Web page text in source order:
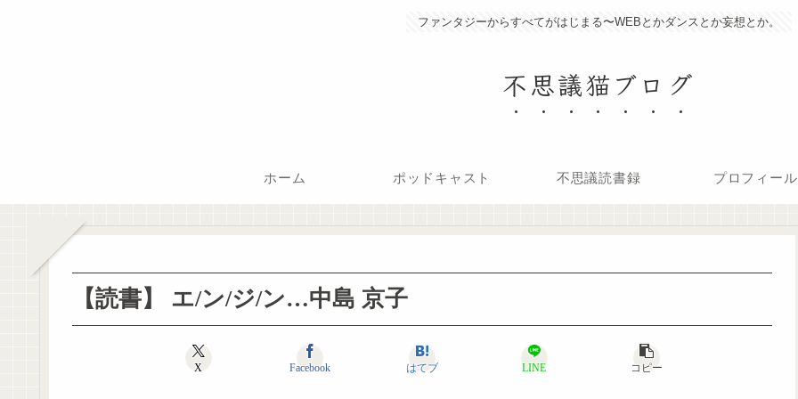
ファンタジーからすべてがはじまる〜WEBとかダンスとか妄想とか。
不思議猫ブログ
ホーム ポッドキャスト 不思議読書録 プロフィール
【読書】 エ/ン/ジ/ン…中島 京子
X Facebook はてブ LINE コピー